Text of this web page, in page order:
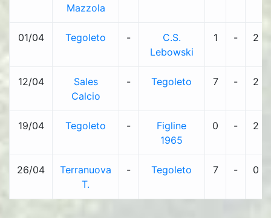
Mazzola
01/04 Tegoleto -
C.S.
Lebowski
1 - 2
12/04
Sales
Calcio
- Tegoleto 7 - 2
19/04 Tegoleto -
Figline
1965
0 - 2
26/04
Terranuova
T.
- Tegoleto 7 - 0